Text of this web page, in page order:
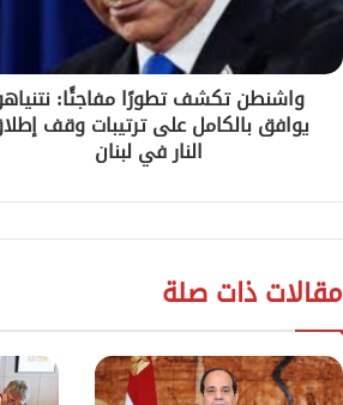
واشنطن تكشف تطورًا مفاجئًا:
يوافق بالكامل على ترتيبات وقف
النار في لبنان
مقالات ذات صلة